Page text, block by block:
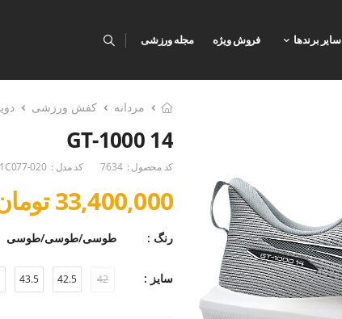
سایر برندها فروش ویژه مجله ورزشی
مردانه کفش ورزشی
GT-1000 14
کد محصول : 7634 کد مدل : 020
33,400,000 تومان
رنگ : طوسی/طوسی/طوسی
سایز : 42
42.5
43.5